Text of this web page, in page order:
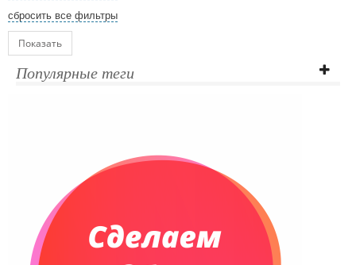
сбросить все фильтры
Показать
Популярные теги